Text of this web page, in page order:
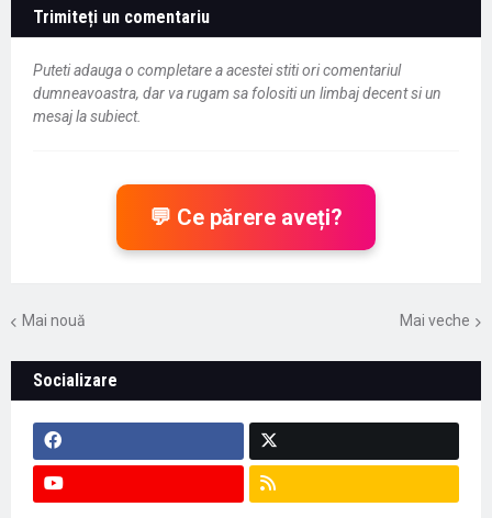
Trimiteți un comentariu
Puteti adauga o completare a acestei stiti ori comentariul
dumneavoastra, dar va rugam sa folositi un limbaj decent si un
mesaj la subiect.
💬 Ce părere aveți?
Mai nouă Mai veche
Socializare